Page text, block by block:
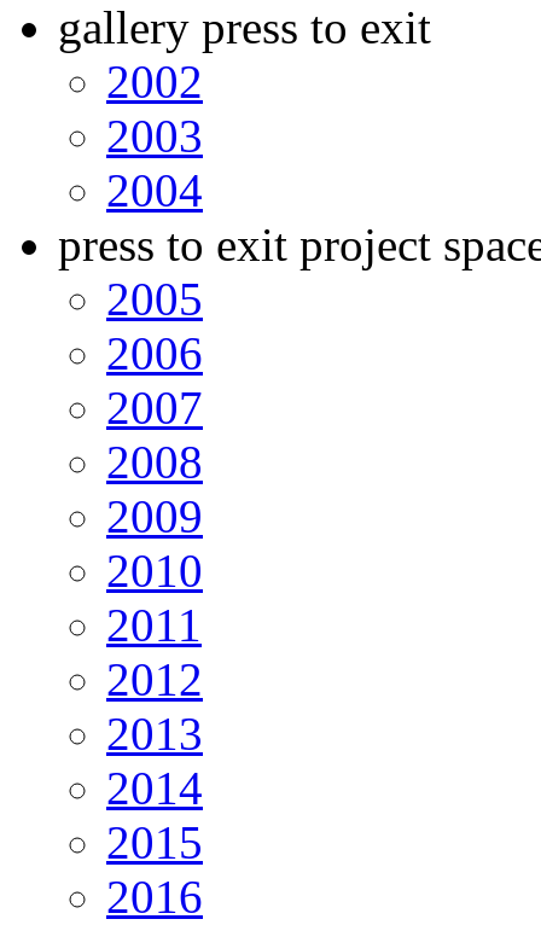
gallery press to exit
2002
2003
2004
press to exit project
2005
2006
2007
2008
2009
2010
2011
2012
2013
2014
2015
2016